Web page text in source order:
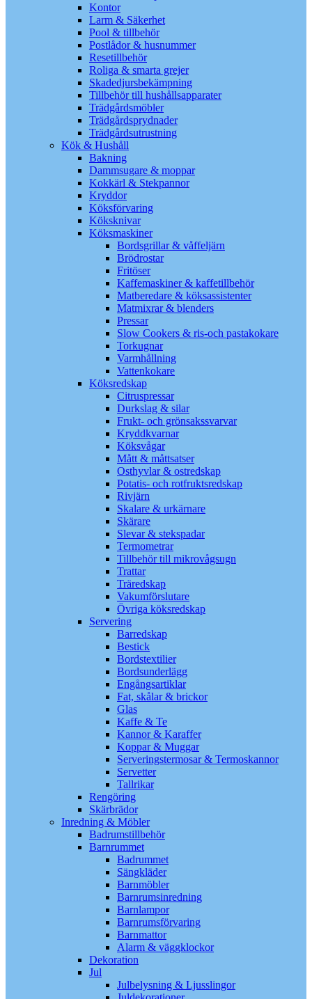
Kontor
Larm & Säkerhet
Pool & tillbehör
Postlådor & husnummer
Resetillbehör
Roliga & smarta grejer
Skadedjursbekämpning
Tillbehör till hushållsapparater
Trädgårdsmöbler
Trädgårdsprydnader
Trädgårdsutrustning
Kök & Hushåll
Bakning
Dammsugare & moppar
Kokkärl & Stekpannor
Kryddor
Köksförvaring
Köksknivar
Köksmaskiner
Bordsgrillar & våffeljärn
Brödrostar
Fritöser
Kaffemaskiner & kaffetillbehör
Matberedare & köksassistenter
Matmixrar & blenders
Pressar
Slow Cookers & ris-och pastakokare
Torkugnar
Varmhållning
Vattenkokare
Köksredskap
Citruspressar
Durkslag & silar
Frukt- och grönsakssvarvar
Kryddkvarnar
Köksvågar
Mått & måttsatser
Osthyvlar & ostredskap
Potatis- och rotfruktsredskap
Rivjärn
Skalare & urkärnare
Skärare
Slevar & stekspadar
Termometrar
Tillbehör till mikrovågsugn
Trattar
Träredskap
Vakumförslutare
Övriga köksredskap
Servering
Barredskap
Bestick
Bordstextilier
Bordsunderlägg
Engångsartiklar
Fat, skålar & brickor
Glas
Kaffe & Te
Kannor & Karaffer
Koppar & Muggar
Serveringstermosar & Termoskannor
Servetter
Tallrikar
Rengöring
Skärbrädor
Inredning & Möbler
Badrumstillbehör
Barnrummet
Badrummet
Sängkläder
Barnmöbler
Barnrumsinredning
Barnlampor
Barnrumsförvaring
Barnmattor
Alarm & väggklockor
Dekoration
Jul
Julbelysning & Ljusslingor